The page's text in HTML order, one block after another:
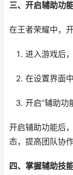
三、开启辅助功
在王者荣耀中，
进入游戏后
在设置界面
开启“辅助功
开启辅助功能后
态，提高团队协作
四、掌握辅助技